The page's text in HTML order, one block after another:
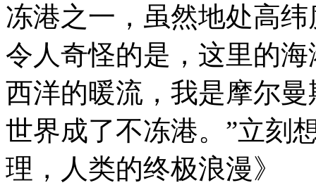
冻港之一，虽然地处高
令人奇怪的是，这里的
西洋的暖流，我是摩尔
世界成了不冻港。”立刻
理，人类的终极浪漫》